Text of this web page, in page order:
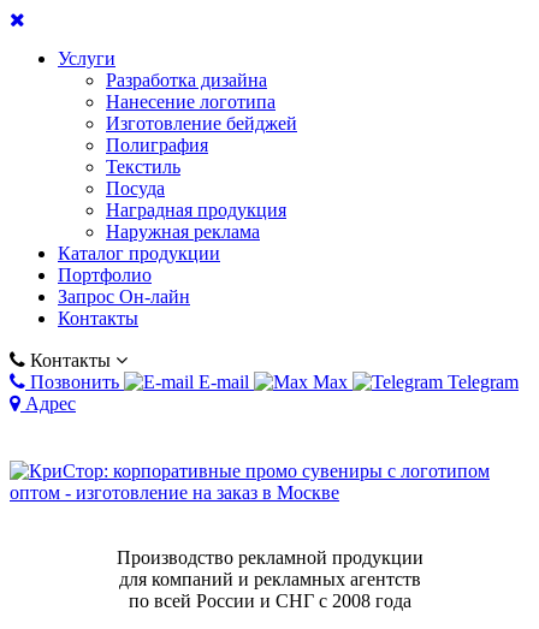
Услуги
Разработка дизайна
Нанесение логотипа
Изготовление бейджей
Полиграфия
Текстиль
Посуда
Наградная продукция
Наружная реклама
Каталог продукции
Портфолио
Запрос Он-лайн
Контакты
Контакты
Позвонить
E-mail Max
Telegram
Адрес
Производство рекламной продукции
для компаний и рекламных агентств
по всей России и СНГ с 2008 года